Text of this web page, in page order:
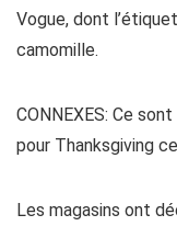
Vogue, dont
camomille.
CONNEXES: Ce
pour Thanksgiving
Les magasins ont